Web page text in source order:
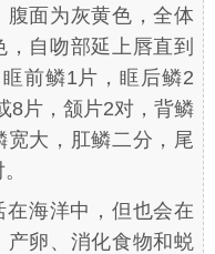
面为灰黄色，全体
自吻部延上唇直到
前鳞1片，眶后鳞2
8片，颔片2对，背鳞
大，肛鳞二分，尾
海洋中，但也会在
产卵、消化食物和蜕